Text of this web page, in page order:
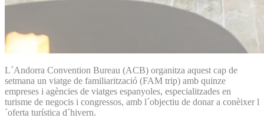
L´Andorra Convention Bureau (ACB) organitza aquest cap de
setmana un viatge de familiarització (FAM trip) amb quinze
empreses i agències de viatges espanyoles, especialitzades en
turisme de negocis i congressos, amb l´objectiu de donar a conèixer l
´oferta turística d´hivern.